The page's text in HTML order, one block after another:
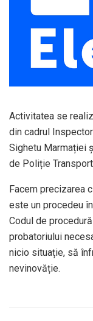
Activitatea se
din cadrul
Sighetu Marmației
de Poliție
Facem precizarea
este un procedeu
Codul de
probatoriului
nicio situație, să
nevinovăție.